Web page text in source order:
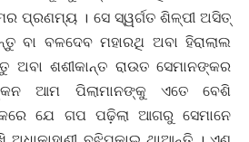
ପ୍ରଣମ୍ୟ । ସେ ସ୍ୱର୍ଗତ ଶିଳ୍ପୀ ଅସିତ୍
ବା ବଳଦେବ ମହାରଥି ଅବା ହିରାଲାଲ
ଅବା ଶଶୀକାନ୍ତ ରାଉତ ସେମାନଙ୍କର
ଆମ ପିଲାମାନଙ୍କୁ ଏତେ ବେଶି
ଯେ ଗପ ପଢ଼ିଲା ଆଗରୁ ସେମାନେ